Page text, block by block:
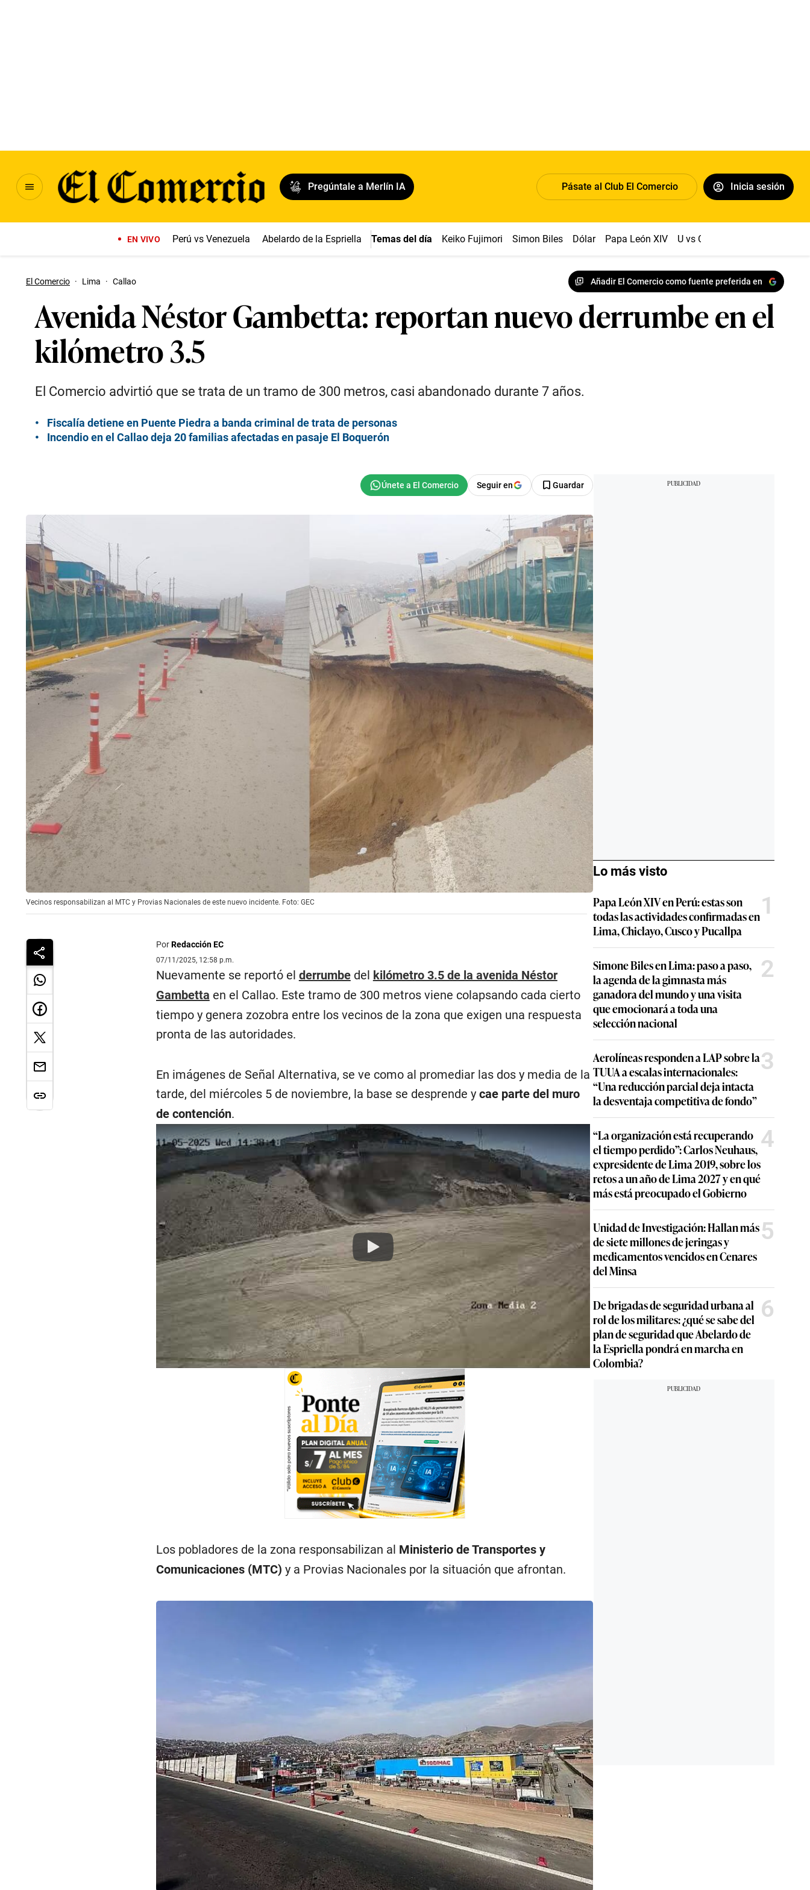
Pregúntale a Merlín IA Pásate al Club El Comercio Inicia sesión
EN VIVO Perú vs Venezuela Abelardo de la Espriella Temas del día Keiko Fujimori Simon Biles Dólar Papa León XIV U vs Cristal
El Comercio · Lima · Callao Añadir El Comercio como fuente preferida en
Avenida Néstor Gambetta: reportan nuevo derrumbe en el
kilómetro 3.5
El Comercio advirtió que se trata de un tramo de 300 metros, casi abandonado durante 7 años.
Fiscalía detiene en Puente Piedra a banda criminal de trata de personas
Incendio en el Callao deja 20 familias afectadas en pasaje El Boquerón
Seguir en Guardar
Vecinos responsabilizan al MTC y Provias Nacionales de este nuevo incidente. Foto: GEC
PorRedacción EC
07/11/2025, 12:58 p.m.
Nuevamente se reportó el derrumbedel kilómetro 3.5 de la avenida Néstor
Gambetta en el Callao. Este tramo de 300 metros viene colapsando cada cierto
tiempo y genera zozobra entre los vecinos de la zona que exigen una respuesta
pronta de las autoridades.
En imágenes de Señal Alternativa, se ve como al promediar las dos y media de la
tarde, del miércoles 5 de noviembre, la base se desprende y cae parte del muro
de contención.
Play
Los pobladores de la zona responsabilizan al Ministerio de Transportes y
Comunicaciones (MTC) y a Provias Nacionales por la situación que afrontan.
Lo más visto
Papa León XIV en Perú: estas son
todas las actividades confirmadas en
Lima, Chiclayo, Cusco y Pucallpa
1
Simone Biles en Lima: paso a paso,
la agenda de la gimnasta más
ganadora del mundo y una visita
que emocionará a toda una
selección nacional
2
Aerolíneas responden a LAP sobre la
TUUA a escalas internacionales:
“Una reducción parcial deja intacta
la desventaja competitiva de fondo”
3
“La organización está recuperando
el tiempo perdido”: Carlos Neuhaus,
expresidente de Lima 2019, sobre los
retos a un año de Lima 2027 y en qué
más está preocupado el Gobierno
4
Unidad de Investigación: Hallan más
de siete millones de jeringas y
medicamentos vencidos en Cenares
del Minsa
5
De brigadas de seguridad urbana al
rol de los militares: ¿qué se sabe del
plan de seguridad que Abelardo de
la Espriella pondrá en marcha en
Colombia?
6